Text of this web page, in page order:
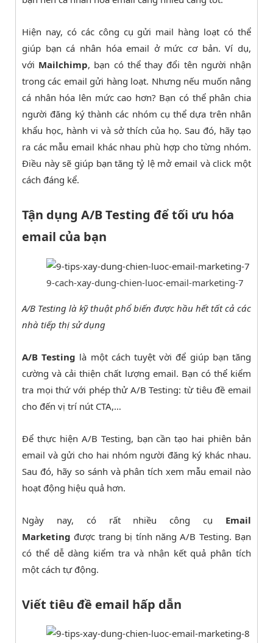
Hiện nay, có các công cụ gửi mail hàng loạt có thể
giúp bạn cá nhân hóa email ở mức cơ bản. Ví dụ,
với Mailchimp, bạn có thể thay đổi tên người nhận
trong các email gửi hàng loạt. Nhưng nếu muốn nâng
cá nhân hóa lên mức cao hơn? Bạn có thể phân chia
người đăng ký thành các nhóm cụ thể dựa trên nhân
khẩu học, hành vi và sở thích của họ. Sau đó, hãy tạo
ra các mẫu email khác nhau phù hợp cho từng nhóm.
Điều này sẽ giúp bạn tăng tỷ lệ mở email và click một
cách đáng kể.
Tận dụng A/B Testing để tối ưu hóa
email của bạn
9-cach-xay-dung-chien-luoc-email-marketing-7
A/B Testing là kỹ thuật phổ biến được hầu hết tất cả các
nhà tiếp thị sử dụng
A/B Testing là một cách tuyệt vời để giúp bạn tăng
cường và cải thiện chất lượng email. Bạn có thể kiểm
tra mọi thứ với phép thử A/B Testing: từ tiêu đề email
cho đến vị trí nút CTA,…
Để thực hiện A/B Testing, bạn cần tạo hai phiên bản
email và gửi cho hai nhóm người đăng ký khác nhau.
Sau đó, hãy so sánh và phân tích xem mẫu email nào
hoạt động hiệu quả hơn.
Ngày nay, có rất nhiều công cụ Email
Marketing được trang bị tính năng A/B Testing. Bạn
có thể dễ dàng kiểm tra và nhận kết quả phân tích
một cách tự động.
Viết tiêu đề email hấp dẫn